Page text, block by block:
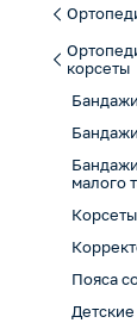
корсеты
малого
Пояса